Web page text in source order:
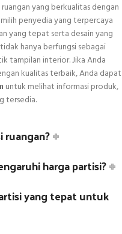
yang berkualitas dengan
penyedia yang terpercaya
yang tepat serta desain yang
hanya berfungsi sebagai
tampilan interior. Jika Anda
kualitas terbaik, Anda dapat
untuk melihat informasi produk,
tersedia.
ruangan?
harga partisi?
yang tepat untuk